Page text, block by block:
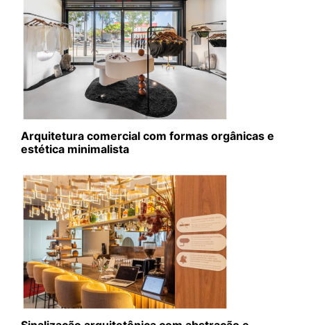
Arquitetura comercial com formas orgânicas e
estética minimalista